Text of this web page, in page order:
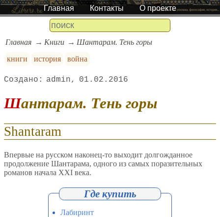
Главная Контакты О проекте
Главная Книги
Шантарам. Тень горы
книги
история война
admin 01.02.2016
Шантарам. Тень горы
Shantaram
Впервые на русском наконец-то выходит долгожданное
продолжение Шантарама, одного из самых поразительных
романов начала XXI века.
Лабиринт